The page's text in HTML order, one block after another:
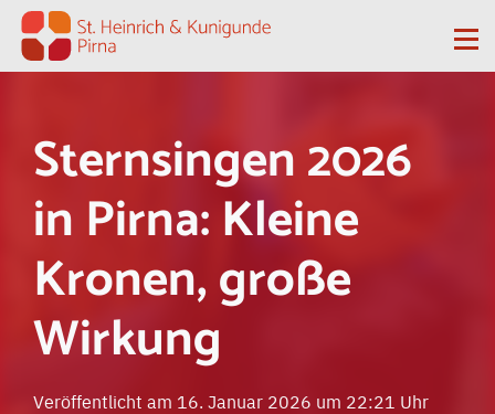
Zum Inhalt springen
Sternsingen 2026
in Pirna: Kleine
Kronen, große
Wirkung
Veröffentlicht am 16. Januar 2026 um 22:21 Uhr